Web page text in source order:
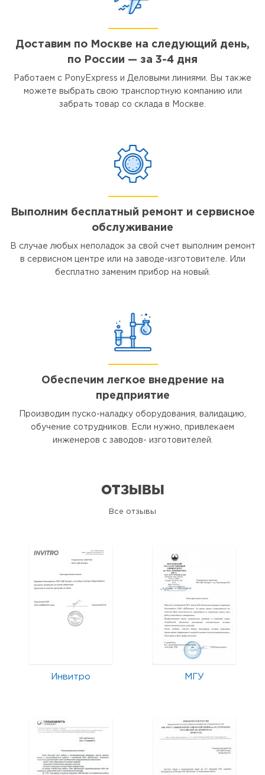
Доставим по Москве на следующий день,
по России — за 3-4 дня
Работаем с PonyExpress и Деловыми линиями. Вы также
можете выбрать свою транспортную компанию или
забрать товар со склада в Москве.
Выполним бесплатный ремонт и сервисное
обслуживание
В случае любых неполадок за свой счет выполним ремонт
в сервисном центре или на заводе-изготовителе. Или
бесплатно заменим прибор на новый.
Обеспечим легкое внедрение на
предприятие
Производим пуско-наладку оборудования, валидацию,
обучение сотрудников. Если нужно, привлекаем
инженеров с заводов- изготовителей.
ОТЗЫВЫ
Все отзывы
Инвитро МГУ